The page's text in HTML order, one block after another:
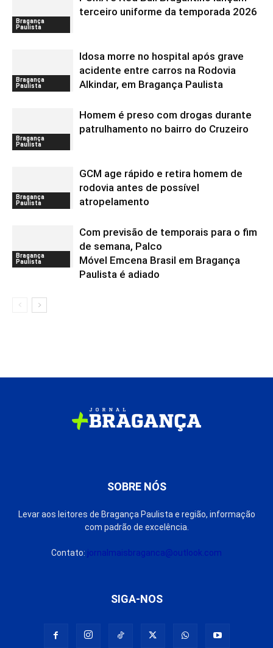
Bragança
Paulista
terceiro uniforme da temporada 2026
Bragança
Paulista
Idosa morre no hospital após grave
acidente entre carros na Rodovia
Alkindar, em Bragança Paulista
Bragança
Paulista
Homem é preso com drogas durante
patrulhamento no bairro do Cruzeiro
Bragança
Paulista
GCM age rápido e retira homem de
rodovia antes de possível
atropelamento
Bragança
Paulista
Com previsão de temporais para o fim
de semana, Palco
Móvel Emcena Brasil em Bragança
Paulista é adiado
SOBRE NÓS
Levar aos leitores de Bragança Paulista e região, informação
com padrão de excelência.
Contato: jornalmaisbraganca@outlook.com
SIGA-NOS